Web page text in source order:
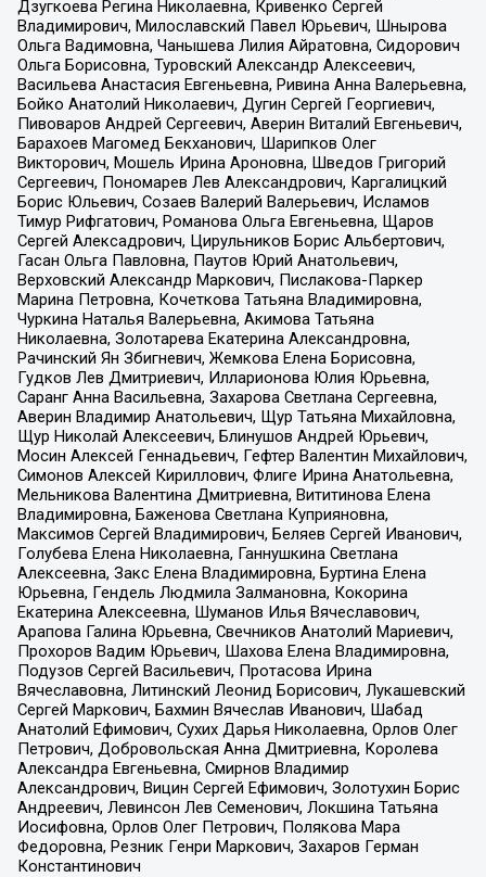
Дзугкоева Регина Николаевна, Кривенко Сергей
Владимирович, Милославский Павел Юрьевич, Шнырова
Ольга Вадимовна, Чанышева Лилия Айратовна, Сидорович
Ольга Борисовна, Туровский Александр Алексеевич,
Васильева Анастасия Евгеньевна, Ривина Анна Валерьевна,
Бойко Анатолий Николаевич, Дугин Сергей Георгиевич,
Пивоваров Андрей Сергеевич, Аверин Виталий Евгеньевич,
Барахоев Магомед Бекханович, Шарипков Олег
Викторович, Мошель Ирина Ароновна, Шведов Григорий
Сергеевич, Пономарев Лев Александрович, Каргалицкий
Борис Юльевич, Созаев Валерий Валерьевич, Исламов
Тимур Рифгатович, Романова Ольга Евгеньевна, Щаров
Сергей Алексадрович, Цирульников Борис Альбертович,
Гасан Ольга Павловна, Паутов Юрий Анатольевич,
Верховский Александр Маркович, Пислакова-Паркер
Марина Петровна, Кочеткова Татьяна Владимировна,
Чуркина Наталья Валерьевна, Акимова Татьяна
Николаевна, Золотарева Екатерина Александровна,
Рачинский Ян Збигневич, Жемкова Елена Борисовна,
Гудков Лев Дмитриевич, Илларионова Юлия Юрьевна,
Саранг Анна Васильевна, Захарова Светлана Сергеевна,
Аверин Владимир Анатольевич, Щур Татьяна Михайловна,
Щур Николай Алексеевич, Блинушов Андрей Юрьевич,
Мосин Алексей Геннадьевич, Гефтер Валентин Михайлович,
Симонов Алексей Кириллович, Флиге Ирина Анатольевна,
Мельникова Валентина Дмитриевна, Вититинова Елена
Владимировна, Баженова Светлана Куприяновна,
Максимов Сергей Владимирович, Беляев Сергей Иванович,
Голубева Елена Николаевна, Ганнушкина Светлана
Алексеевна, Закс Елена Владимировна, Буртина Елена
Юрьевна, Гендель Людмила Залмановна, Кокорина
Екатерина Алексеевна, Шуманов Илья Вячеславович,
Арапова Галина Юрьевна, Свечников Анатолий Мариевич,
Прохоров Вадим Юрьевич, Шахова Елена Владимировна,
Подузов Сергей Васильевич, Протасова Ирина
Вячеславовна, Литинский Леонид Борисович, Лукашевский
Сергей Маркович, Бахмин Вячеслав Иванович, Шабад
Анатолий Ефимович, Сухих Дарья Николаевна, Орлов Олег
Петрович, Добровольская Анна Дмитриевна, Королева
Александра Евгеньевна, Смирнов Владимир
Александрович, Вицин Сергей Ефимович, Золотухин Борис
Андреевич, Левинсон Лев Семенович, Локшина Татьяна
Иосифовна, Орлов Олег Петрович, Полякова Мара
Федоровна, Резник Генри Маркович, Захаров Герман
Константинович